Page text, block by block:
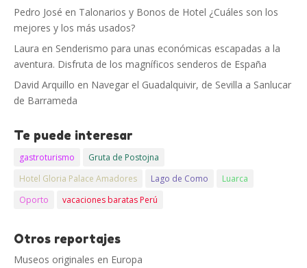
Pedro José en Talonarios y Bonos de Hotel ¿Cuáles son los
mejores y los más usados?
Laura en Senderismo para unas económicas escapadas a la
aventura. Disfruta de los magníficos senderos de España
David Arquillo en Navegar el Guadalquivir, de Sevilla a Sanlucar
de Barrameda
Te puede interesar
gastroturismo
Gruta de Postojna
Hotel Gloria Palace Amadores
Lago de Como
Luarca
Oporto
vacaciones baratas Perú
Otros reportajes
Museos originales en Europa